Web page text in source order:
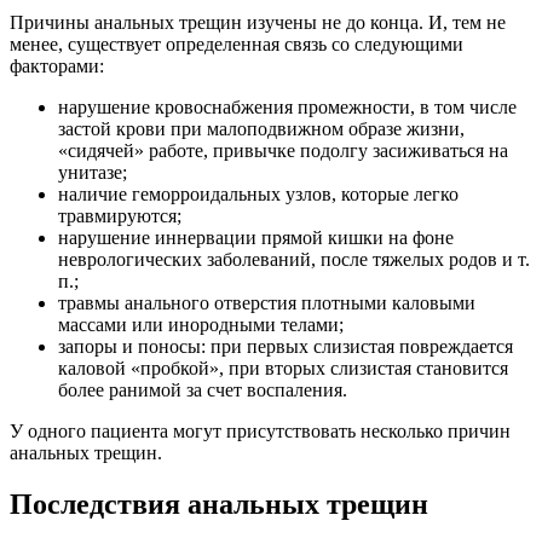
Причины анальных трещин изучены не до конца. И, тем не
менее, существует определенная связь со следующими
факторами:
нарушение кровоснабжения промежности, в том числе
застой крови при малоподвижном образе жизни,
«сидячей» работе, привычке подолгу засиживаться на
унитазе;
наличие геморроидальных узлов, которые легко
травмируются;
нарушение иннервации прямой кишки на фоне
неврологических заболеваний, после тяжелых родов и т.
п.;
травмы анального отверстия плотными каловыми
массами или инородными телами;
запоры и поносы: при первых слизистая повреждается
каловой «пробкой», при вторых слизистая становится
более ранимой за счет воспаления.
У одного пациента могут присутствовать несколько причин
анальных трещин.
Последствия анальных трещин